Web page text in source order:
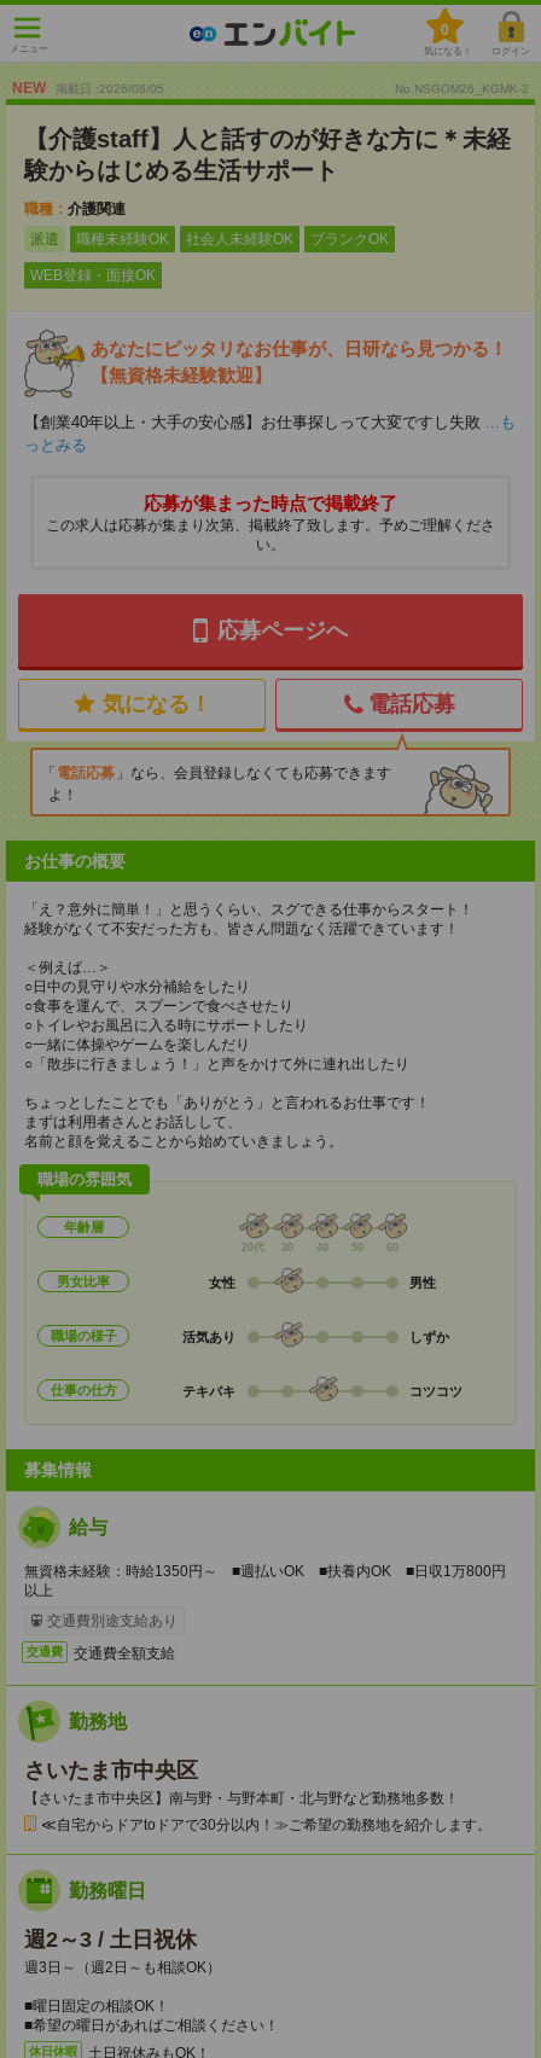
メニュー
0
気になる！ ログイン
NEW 掲載日 :2026/08/05 No.NSGOM26_KGMK-2
【介護staff】人と話すのが好きな方に＊未経
験からはじめる生活サポート
職種： 介護関連
派遣
職種未経験OK 社会人未経験OK ブランクOK
WEB登録・面接OK
あなたにピッタリなお仕事が、日研なら見つかる！
【無資格未経験歓迎】
【創業40年以上・大手の安心感】お仕事探しって大変ですし失敗 ...も
っとみる
応募が集まった時点で掲載終了
この求人は応募が集まり次第、掲載終了致します。予めご理解くださ
い。
応募ページへ
気になる！ 電話応募
電話応募
なら、会員登録しなくても応募できます
よ！
お仕事の概要
「え？意外に簡単！」と思うくらい、スグできる仕事からスタート！
経験がなくて不安だった方も、皆さん問題なく活躍できています！
＜例えば…＞
○日中の見守りや水分補給をしたり
○食事を運んで、スプーンで食べさせたり
○トイレやお風呂に入る時にサポートしたり
○一緒に体操やゲームを楽しんだり
○「散歩に行きましょう！」と声をかけて外に連れ出したり
ちょっとしたことでも「ありがとう」と言われるお仕事です！
まずは利用者さんとお話しして、
名前と顔を覚えることから始めていきましょう。
職場の雰囲気
年齢層
20代 30 40 50 60
男女比率 女性 男性
職場の様子 活気あり しずか
仕事の仕方 テキパキ コツコツ
募集情報
給与
無資格未経験：時給1350円～ ■週払いOK ■扶養内OK ■日収1万800円
以上
交通費別途支給あり
交通費 交通費全額支給
勤務地
さいたま市中央区
【さいたま市中央区】南与野・与野本町・北与野など勤務地多数！
≪自宅からドアtoドアで30分以内！≫ご希望の勤務地を紹介します。
勤務曜日
週2～3 / 土日祝休
週3日～（週2日～も相談OK）
■曜日固定の相談OK！
■希望の曜日があればご相談ください！
休日休暇
土日祝休みもOK！